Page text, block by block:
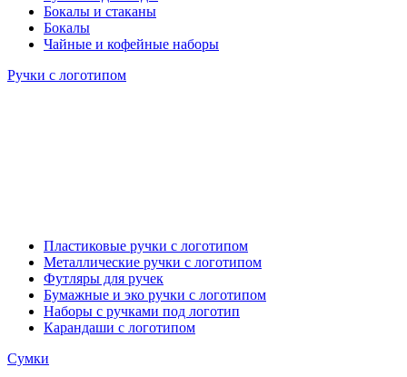
Бокалы и стаканы
Бокалы
Чайные и кофейные наборы
Ручки с логотипом
Пластиковые ручки с логотипом
Металлические ручки с логотипом
Футляры для ручек
Бумажные и эко ручки с логотипом
Наборы с ручками под логотип
Карандаши с логотипом
Сумки